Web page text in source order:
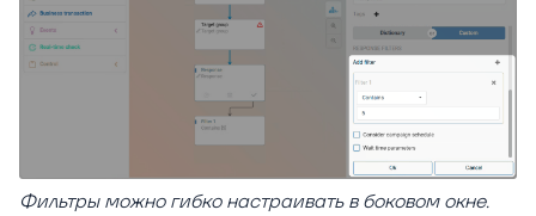
Фильтры можно гибко настраивать в боковом окне.